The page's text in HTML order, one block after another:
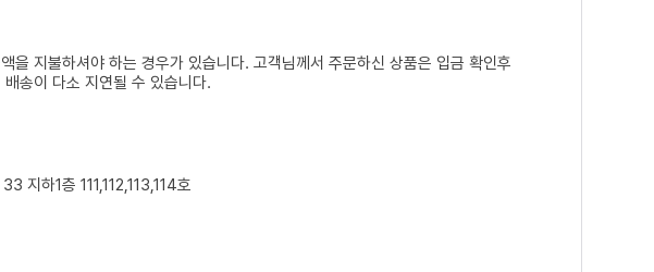
을 지불하셔야 하는 경우가 있습니다. 고객님께서 주문하신 상품은 입금 확인후
송이 다소 지연될 수 있습니다.
지하1층 111,112,113,114호